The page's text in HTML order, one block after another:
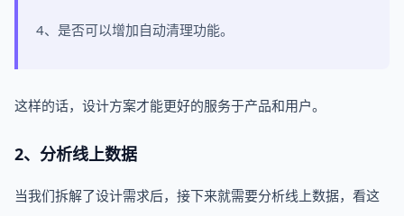
4、是否可以增加自动清理功能。
这样的话，设计方案才能更好的服务于产品和用户。
2、分析线上数据
当我们拆解了设计需求后，接下来就需要分析线上数据，看这